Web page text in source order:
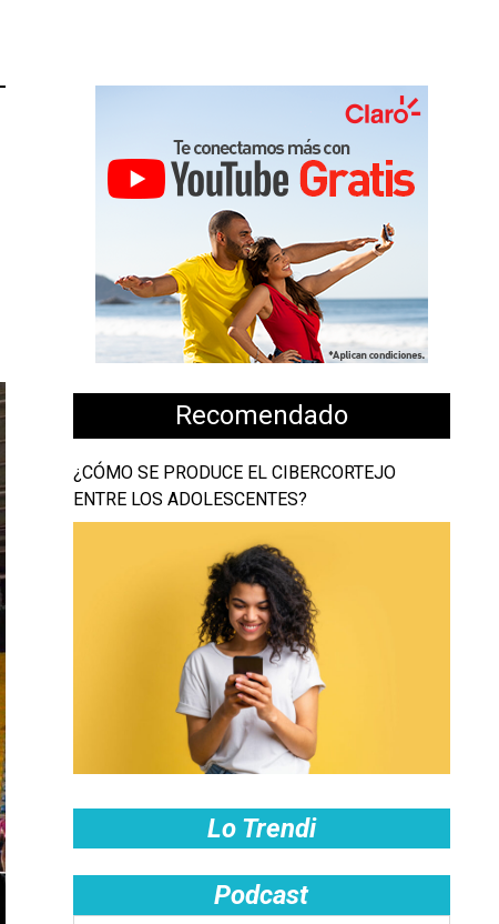
Recomendado
¿CÓMO SE PRODUCE EL CIBERCORTEJO
ENTRE LOS ADOLESCENTES?
Lo Trendi
Podcast